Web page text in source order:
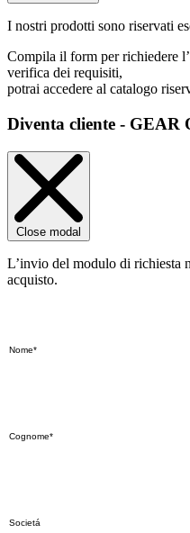
I nostri prodotti sono riservati
Compila il form per richiedere
verifica dei requisiti,
potrai accedere al catalogo
Diventa cliente - GEAR
Close modal
L’invio del modulo di richiesta
acquisto.